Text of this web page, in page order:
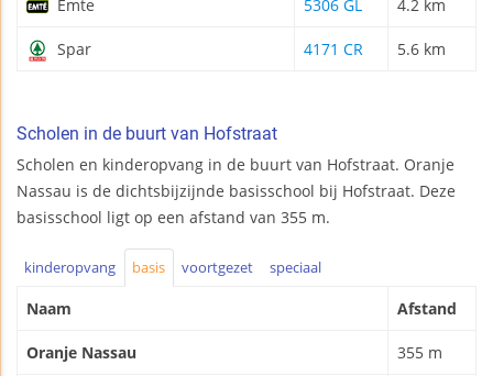
Emte 5306 GL 4.2 km
Spar 4171 CR 5.6 km
Scholen in de buurt van Hofstraat
Scholen en kinderopvang in de buurt van Hofstraat. Oranje
Nassau is de dichtsbijzijnde basisschool bij Hofstraat. Deze
basisschool ligt op een afstand van 355 m.
kinderopvang basis voortgezet speciaal
Naam Afstand
Oranje Nassau 355 m